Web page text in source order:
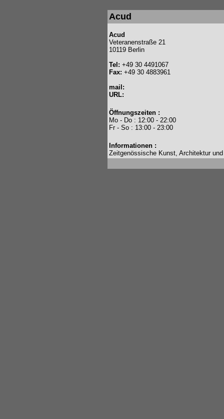
Acud
Acud
Veteranenstraße 21
10119 Berlin
Tel: +49 30 4491067
Fax: +49 30 4883961
mail:
URL:
Öffnungszeiten :
Mo - Do : 12:00 - 22:00
Fr - So : 13:00 - 23:00
Informationen :
Zeitgenössische Kunst, Architektur